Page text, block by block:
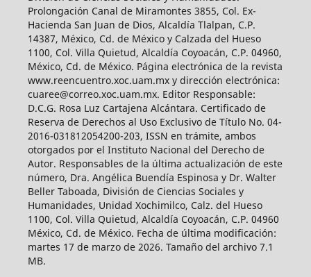
Prolongación Canal de Miramontes 3855, Col. Ex-
Hacienda San Juan de Dios, Alcaldía Tlalpan, C.P.
14387, México, Cd. de México y Calzada del Hueso
1100, Col. Villa Quietud, Alcaldía Coyoacán, C.P. 04960,
México, Cd. de México. Página electrónica de la revista
www.reencuentro.xoc.uam.mx y dirección electrónica:
cuaree@correo.xoc.uam.mx. Editor Responsable:
D.C.G. Rosa Luz Cartajena Alcántara. Certificado de
Reserva de Derechos al Uso Exclusivo de Título No. 04-
2016-031812054200-203, ISSN en trámite, ambos
otorgados por el Instituto Nacional del Derecho de
Autor. Responsables de la última actualización de este
número, Dra. Angélica Buendía Espinosa y Dr. Walter
Beller Taboada, División de Ciencias Sociales y
Humanidades, Unidad Xochimilco, Calz. del Hueso
1100, Col. Villa Quietud, Alcaldía Coyoacán, C.P. 04960
México, Cd. de México. Fecha de última modificación:
martes 17 de marzo de 2026. Tamaño del archivo 7.1
MB.